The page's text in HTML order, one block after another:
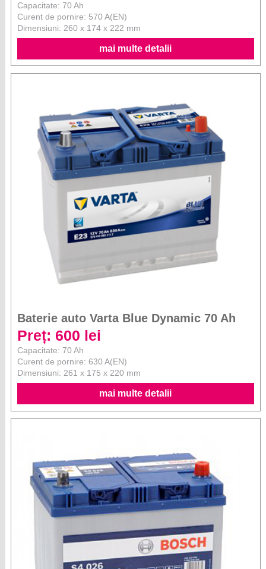
Capacitate: 70 Ah
Curent de pornire: 570 A(EN)
Dimensiuni: 260 x 174 x 222 mm
mai multe detalii
Baterie auto Varta Blue Dynamic 70 Ah
Preț: 600 lei
Capacitate: 70 Ah
Curent de pornire: 630 A(EN)
Dimensiuni: 261 x 175 x 220 mm
mai multe detalii